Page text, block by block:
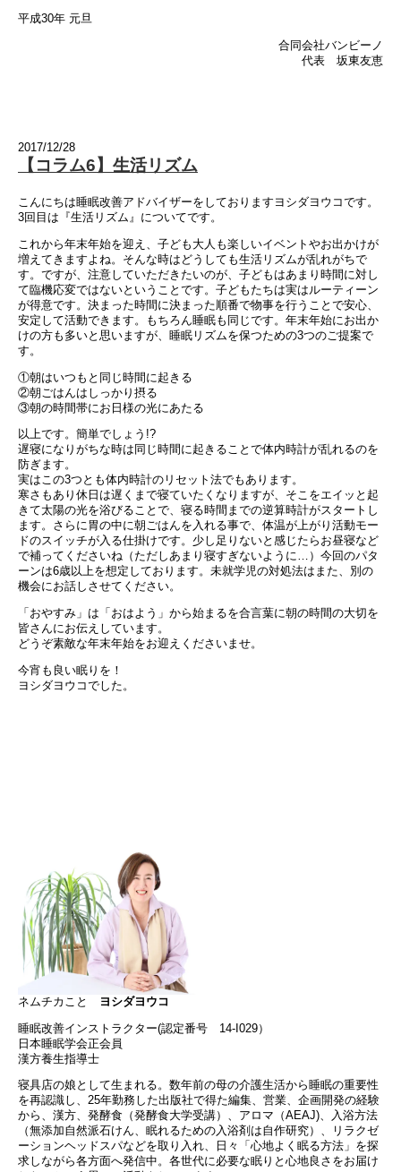
平成30年 元旦
合同会社バンビーノ
代表 坂東友恵
2017/12/28
【コラム6】生活リズム
こんにちは睡眠改善アドバイザーをしておりますヨシダヨウコです。
3回目は『生活リズム』についてです。
これから年末年始を迎え、子ども大人も楽しいイベントやお出かけが
増えてきますよね。そんな時はどうしても生活リズムが乱れがちで
す。ですが、注意していただきたいのが、子どもはあまり時間に対し
て臨機応変ではないということです。子どもたちは実はルーティーン
が得意です。決まった時間に決まった順番で物事を行うことで安心、
安定して活動できます。もちろん睡眠も同じです。年末年始にお出か
けの方も多いと思いますが、睡眠リズムを保つための3つのご提案で
す。
①朝はいつもと同じ時間に起きる
②朝ごはんはしっかり摂る
③朝の時間帯にお日様の光にあたる
以上です。簡単でしょう!?
遅寝になりがちな時は同じ時間に起きることで体内時計が乱れるのを
防ぎます。
実はこの3つとも体内時計のリセット法でもあります。
寒さもあり休日は遅くまで寝ていたくなりますが、そこをエイッと起
きて太陽の光を浴びることで、寝る時間までの逆算時計がスタートし
ます。さらに胃の中に朝ごはんを入れる事で、体温が上がり活動モー
ドのスイッチが入る仕掛けです。少し足りないと感じたらお昼寝など
で補ってくださいね（ただしあまり寝すぎないように…）今回のパタ
ーンは6歳以上を想定しております。未就学児の対処法はまた、別の
機会にお話しさせてください。
「おやすみ」は「おはよう」から始まるを合言葉に朝の時間の大切を
皆さんにお伝えしています。
どうぞ素敵な年末年始をお迎えくださいませ。
今宵も良い眠りを！
ヨシダヨウコでした。
ネムチカこと
ヨシダヨウコ
睡眠改善インストラクター(認定番号 14-I029）
日本睡眠学会正会員
漢方養生指導士
寝具店の娘として生まれる。数年前の母の介護生活から睡眠の重要性
を再認識し、25年勤務した出版社で得た編集、営業、企画開発の経験
から、漢方、発酵食（発酵食大学受講）、アロマ（AEAJ)、入浴方法
（無添加自然派石けん、眠れるための入浴剤は自作研究）、リラクゼ
ーションヘッドスパなどを取り入れ、日々「心地よく眠る方法」を探
求しながら各方面へ発信中。各世代に必要な眠りと心地良さをお届け